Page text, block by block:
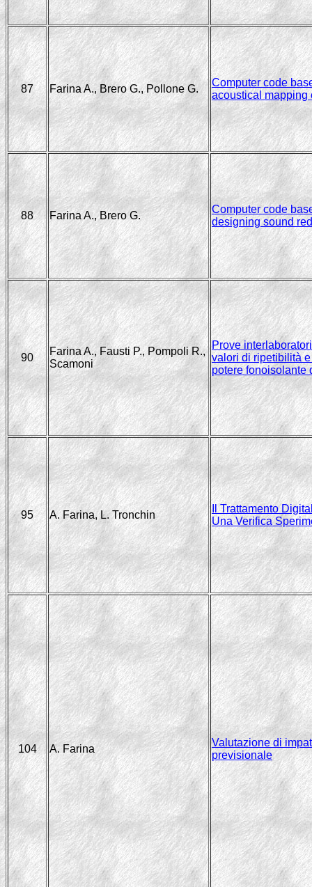
87 Farina A., Brero G., Pollone G.
Computer code
acoustical mapping
88 Farina A., Brero G.
Computer code
designing sound
90
Farina A., Fausti P., Pompoli R.,
Scamoni
Prove
valori di ripetibilità
potere fonoisolante
95 A. Farina, L. Tronchin
Il Trattamento
Una Verifica
104 A. Farina
Valutazione di
previsionale